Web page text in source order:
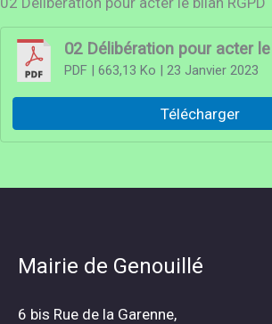
02 Délibération pour acter
PDF| 663,13 Ko | 23 Janvier 2023
Télécharger
Mairie de Genouillé
6 bis Rue de la Garenne,